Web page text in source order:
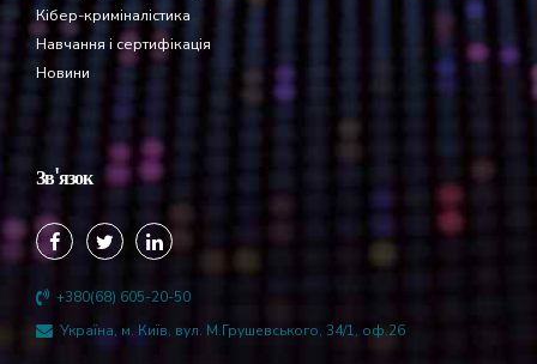
Кібер-криміналістика
Навчання і сертифікація
Новини
Зв'язок
+380(68) 605-20-50
Україна, м. Київ, вул. М.Грушевського, 34/1, оф.26